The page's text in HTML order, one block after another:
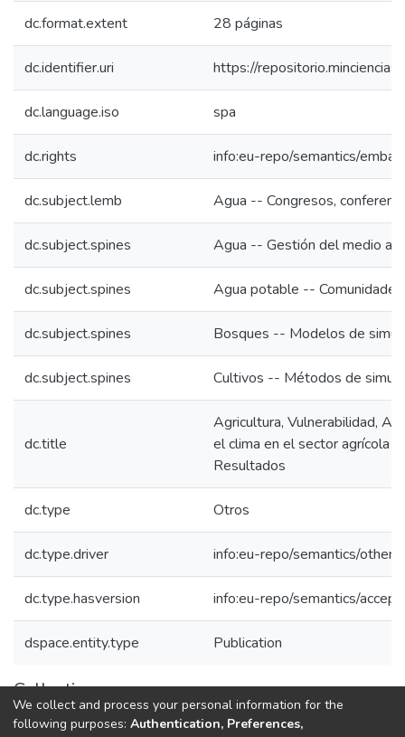
dc.format.extent 28 páginas
dc.identifier.uri https://
dc.language.iso spa
dc.rights info:eu-repo/semantics/
dc.subject.lemb Agua -- Congresos,
dc.subject.spines Agua -- Gestión del medio
dc.subject.spines Agua potable --
dc.subject.spines Bosques -- Modelos de
dc.subject.spines Cultivos -- Métodos de
dc.title
Agricultura, Vulnerabilidad,
el clima en el sector agrícola
Resultados
dc.type Otros
dc.type.driver info:eu-repo/semantics/
dc.type.hasversion info:eu-repo/semantics/
dspace.entity.type Publication
Collections
1.1.2. Informes Finales
We collect and process your personal information for the
following purposes: Authentication, Preferences,